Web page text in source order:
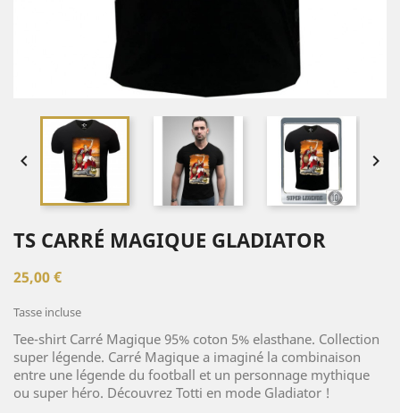
 
TS CARRÉ MAGIQUE GLADIATOR
25,00 €
Tasse incluse
Tee-shirt Carré Magique 95% coton 5% elasthane. Collection
super légende. Carré Magique a imaginé la combinaison
entre une légende du football et un personnage mythique
ou super héro. Découvrez Totti en mode Gladiator !